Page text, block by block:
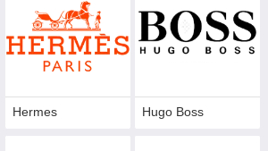
Hermes Hugo Boss